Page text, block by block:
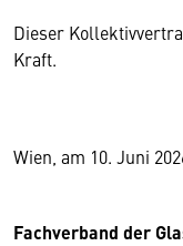
Dieser
Kraft.
Wien, am 10. Juni
Fachverband der